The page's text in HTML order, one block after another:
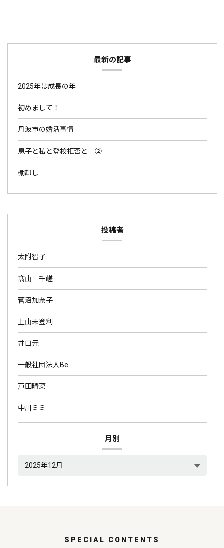
最新の記事
2025年は成長の年
初めまして！
丹波市の婚活事情
息子と私と登校拒否と ②
棚卸し
投稿者
太附智子
髙山 千嵯
菅沼加奈子
上山未登利
井口元
一般社団法人Be
戸田晴菜
中川ミミ
月別
SPECIAL CONTENTS